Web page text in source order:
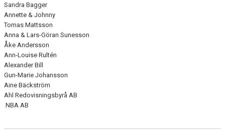
Sandra Bagger
Annette & Johnny
Tomas Mattsson
Anna & Lars-Göran Sunesson
Åke Andersson
Ann-Louise Rultén
Alexander Bill
Gun-Marie Johansson
Aine Bäckström
Ahl Redovisningsbyrå AB
NBA AB